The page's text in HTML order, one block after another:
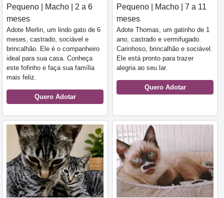
Pequeno | Macho | 2 a 6
meses
Adote Merlin, um lindo gato de 6
meses, castrado, sociável e
brincalhão. Ele é o companheiro
ideal para sua casa. Conheça
este fofinho e faça sua família
mais feliz.
Quero Adotar
Pequeno | Macho | 7 a 11
meses
Adote Thomas, um gatinho de 1
ano, castrado e vermifugado.
Carinhoso, brincalhão e sociável.
Ele está pronto para trazer
alegria ao seu lar.
Quero Adotar